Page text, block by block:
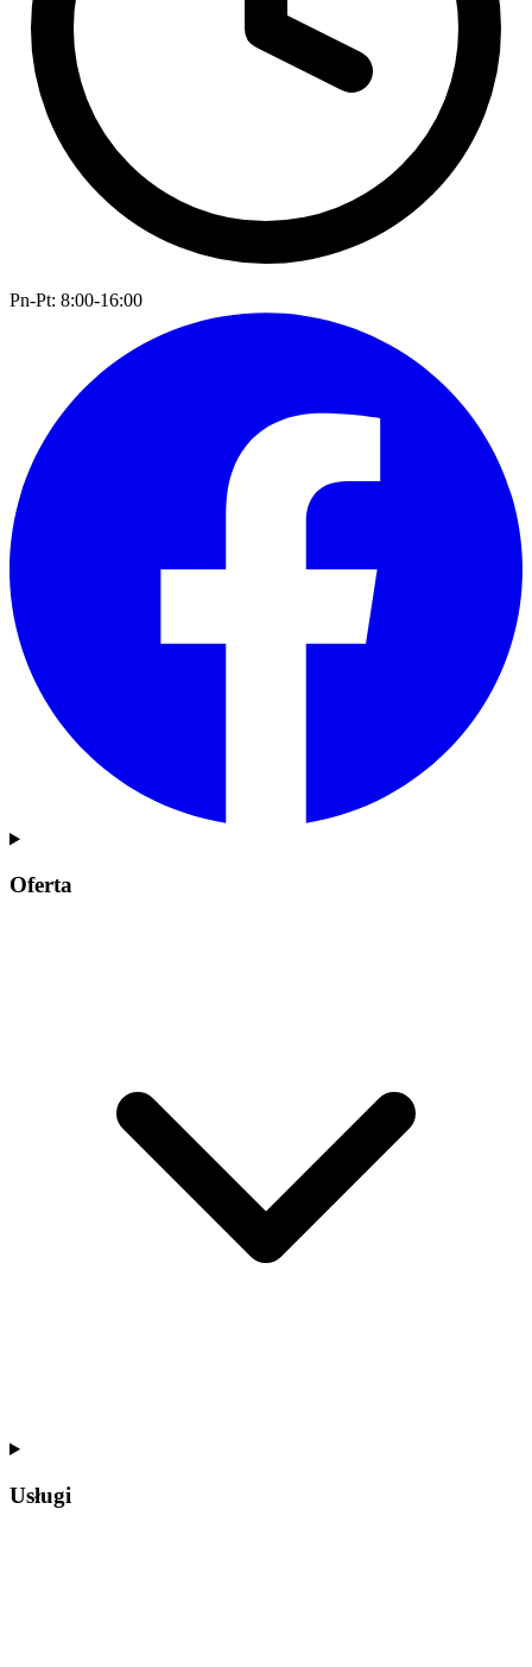
Pn-Pt: 8:00-16:00
Oferta
Usługi